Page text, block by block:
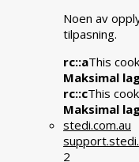
Noen av
tilpasning.
rc::aThis
Maksimal
rc::cThis
Maksimal
stedi.com.au
2